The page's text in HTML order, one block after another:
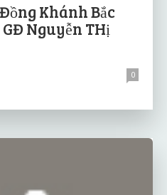
Khánh Bắc
Nguyễn THị
0